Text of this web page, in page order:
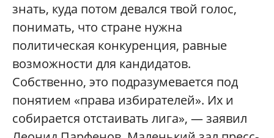
знать, куда потом девался твой голос,
понимать, что стране нужна
политическая конкуренция, равные
возможности для кандидатов.
Собственно, это подразумевается под
понятием «права избирателей». Их и
собирается отстаивать лига», — заявил